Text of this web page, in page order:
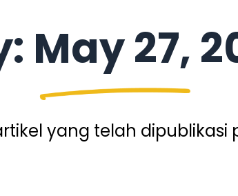
May 27,
yang telah